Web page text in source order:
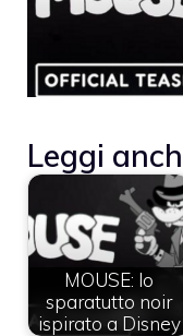
Leggi
MOUSE: lo
sparatutto noir
ispirato a Disney